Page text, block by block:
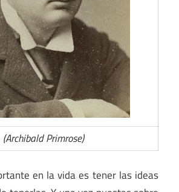
(Archibald Primrose)
en la vida es tener las ideas